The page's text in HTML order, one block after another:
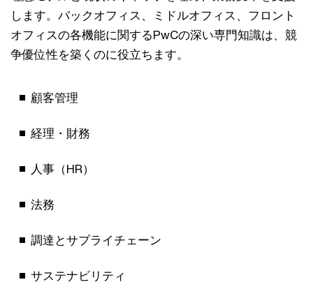
します。バックオフィス、ミドルオフィス、フロント
オフィスの各機能に関するPwCの深い専門知識は、競
争優位性を築くのに役立ちます。
顧客管理
経理・財務
人事（HR）
法務
調達とサプライチェーン
サステナビリティ